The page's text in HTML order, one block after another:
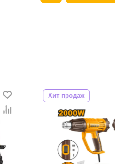
Хит продаж